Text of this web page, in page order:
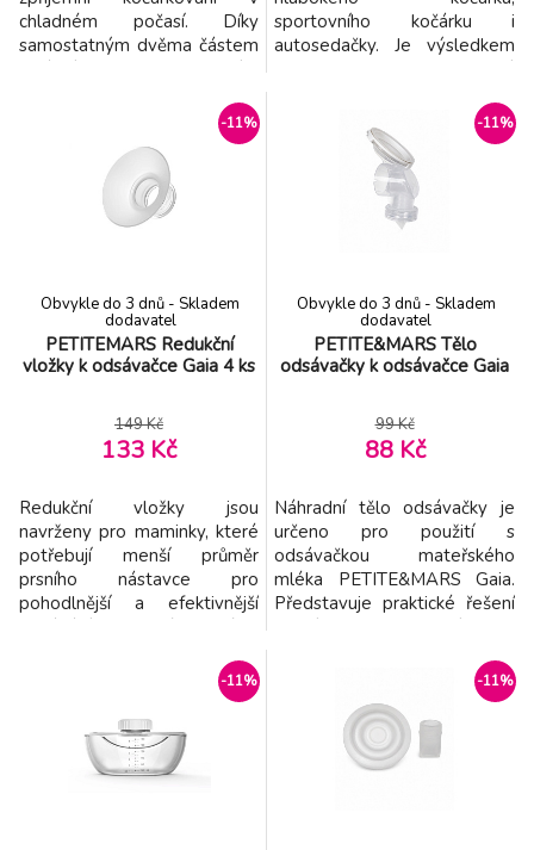
chladném počasí. Díky
samostatným dvěma částem
Ať už jde o kočárek se
spojenou rukojetí, s
mechanismem skládání na
rukojeti nebo golfáč s
oddělenými držadly.
sportovního kočárku i
autosedačky. Je výsledkem
pohodlí dítěte. Vlastnosti: -
zajišťuje pohodlí a teplo v
chladných dnech -
voděodolná úprava ochrání
před sněhem a jemným
deštěm - větruodolný -
-11%
PETITEMARS Redukční
vložky k odsávačce Gaia 4 ks
Obvykle do 3 dnů - Skladem
dodavatel
149 Kč
133 Kč
Redukční vložky jsou
navrženy pro maminky, které
potřebují menší průměr
prsního nástavce pro
pohodlnější a efektivnější
prsního nástavce odsávačky
PETITE&MARS Gaia a
pomáhají přizpůsobit jeho
velikost individuálním
potřebám. Správně zvolená
-11%
PETITE&MARS Tělo
odsávačky k odsávačce Gaia
Obvykle do 3 dnů - Skladem
dodavatel
99 Kč
88 Kč
Náhradní tělo odsávačky je
určeno pro použití s
odsávačkou mateřského
mléka PETITE&MARS Gaia.
Představuje praktické řešení
umožňuje zachovat plnou
funkčnost odsávačky. Tělo
odsávačky zajišťuje správné
propojení jednotlivých
komponentů a efektivní
-11% -11%